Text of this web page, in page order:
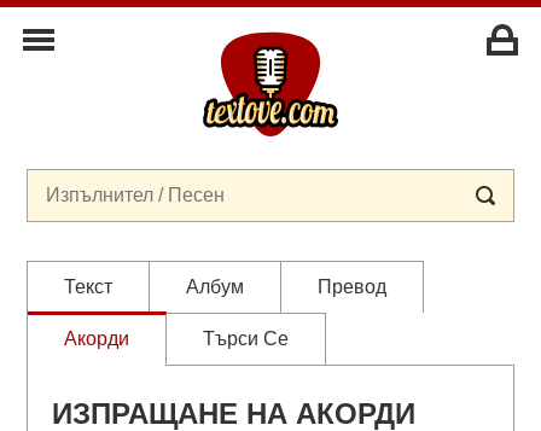
Текст Албум Превод
Акорди Търси Се
ИЗПРАЩАНЕ НА АКОРДИ